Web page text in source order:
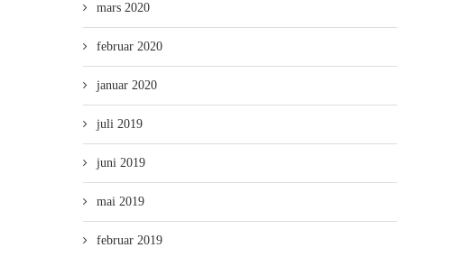
mars 2020
februar 2020
januar 2020
juli 2019
juni 2019
mai 2019
februar 2019